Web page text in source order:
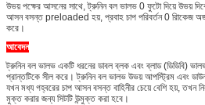
উভয় পক্ষের আসনের সাথে, ট্রুনিন বল ভালভ 0 ফুটো দিয়ে উভয়
আসন বসন্ত preloaded হয়, প্রবাহ চাপ পরিবর্তন 0 রিাকেজ
করে।
আবেদন
ট্রুনিন বল ভালভ একটি ধরনের ডাবল ব্লক এবং ব্লাড (ডিডিবি)
প্রান্তটিকে সীল করে। ট্রুনিন বল ভালভ উভয় আপস্ট্রিম এবং
যখন মধ্য গহ্বরের চাপ আসন বসন্ত বাহিনীর চেয়ে বেশি হয়, তখন
মুক্ত করার জন্য সিটটি উন্মুক্ত করা হবে।